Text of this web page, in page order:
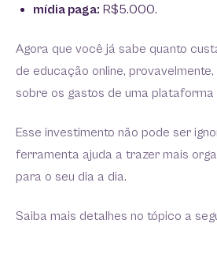
mídia paga: R$5.000.
Agora que você já sabe quanto
de educação online,
sobre os gastos de uma plataforma
Esse investimento não pode ser
ferramenta ajuda a trazer mais
para o seu dia a dia.
Saiba mais detalhes no tópico a